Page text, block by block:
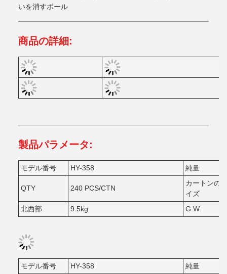
いを消すボール
商品の詳細:
製品パラメータ:
モデル番号 HY-358 純量
QTY 240 PCS/CTN
カートンの
イズ
北西部
9.5kg G.W.
モデル番号 HY-358 純量